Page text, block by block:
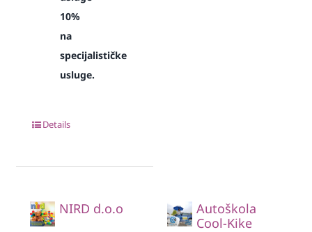
10%
na
specijalističke
usluge.
Details
NIRD d.o.o
Autoškola
Cool-Kike